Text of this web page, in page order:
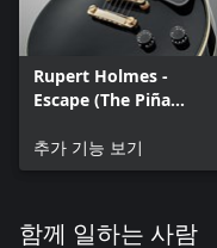
Rupert Holmes -
Escape (The Piña
추가 기능 보기
함께 일하는 사람